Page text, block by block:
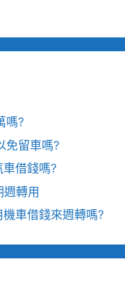
嗎?
免留車嗎?
借錢嗎?
轉用
車借錢來週轉嗎?